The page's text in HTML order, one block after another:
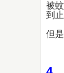
被
到
但